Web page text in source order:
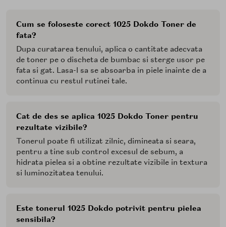
Cum se foloseste corect 1025 Dokdo Toner de
fata?
Dupa curatarea tenului, aplica o cantitate adecvata
de toner pe o discheta de bumbac si sterge usor pe
fata si gat. Lasa-l sa se absoarba in piele inainte de a
continua cu restul rutinei tale.
Cat de des se aplica 1025 Dokdo Toner pentru
rezultate vizibile?
Tonerul poate fi utilizat zilnic, dimineata si seara,
pentru a tine sub control excesul de sebum, a
hidrata pielea si a obtine rezultate vizibile in textura
si luminozitatea tenului.
Este tonerul 1025 Dokdo potrivit pentru pielea
sensibila?